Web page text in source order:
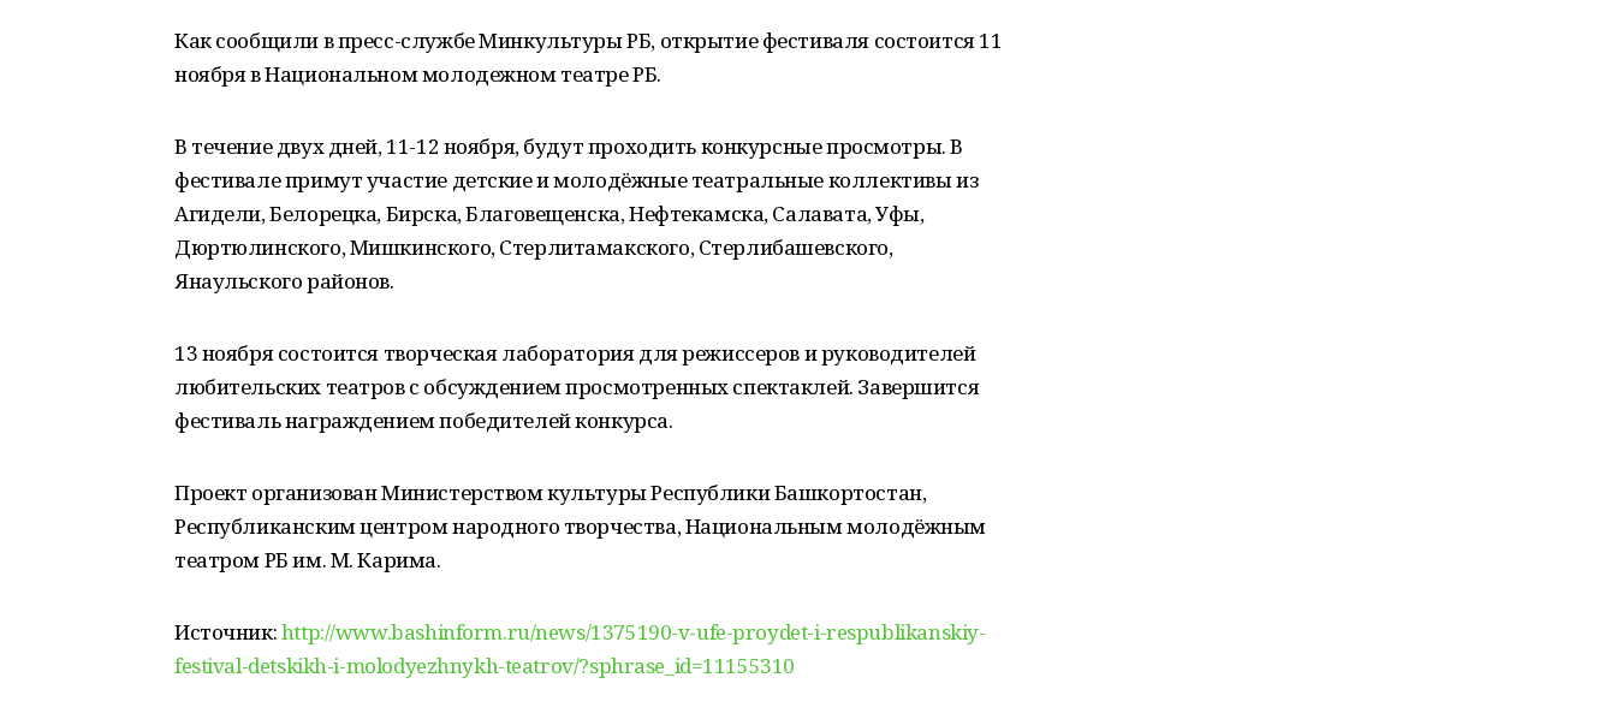
Как сообщили в пресс-службе Минкультуры РБ, открытие фестиваля состоится 11
ноября в Национальном молодежном театре РБ.
В течение двух дней, 11-12 ноября, будут проходить конкурсные просмотры. В
фестивале примут участие детские и молодёжные театральные коллективы из
Агидели, Белорецка, Бирска, Благовещенска, Нефтекамска, Салавата, Уфы,
Дюртюлинского, Мишкинского, Стерлитамакского, Стерлибашевского,
Янаульского районов.
13 ноября состоится творческая лаборатория для режиссеров и руководителей
любительских театров с обсуждением просмотренных спектаклей. Завершится
фестиваль награждением победителей конкурса.
Проект организован Министерством культуры Республики Башкортостан,
Республиканским центром народного творчества, Национальным молодёжным
театром РБ им. М. Карима.
Источник:http://www.bashinform.ru/news/1375190-v-ufe-proydet-i-respublikanskiy-
festival-detskikh-i-molodyezhnykh-teatrov/?sphrase_id=11155310